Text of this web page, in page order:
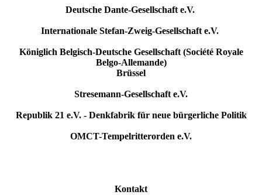
Deutsche Dante-Gesellschaft e.V.
Internationale Stefan-Zweig-Gesellschaft e.V.
Königlich Belgisch-Deutsche Gesellschaft (Société Royale
Belgo-Allemande)
Brüssel
Stresemann-Gesellschaft e.V.
Republik 21 e.V. - Denkfabrik für neue bürgerliche Politik
OMCT-Tempelritterorden e.V.
Kontakt